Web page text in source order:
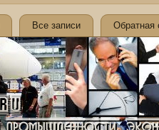
Все записи Обратная